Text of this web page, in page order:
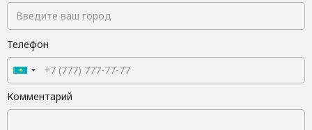
Телефон
Комментарий